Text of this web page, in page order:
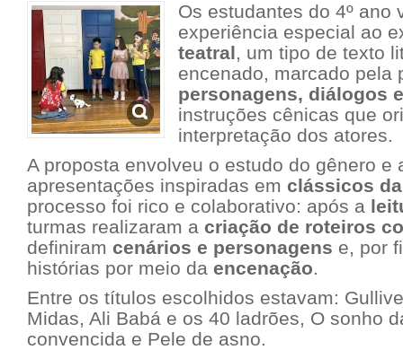
Os estudantes do 4º ano
experiência especial ao
teatral, um tipo de texto
encenado, marcado pela
personagens, diálogos
instruções cênicas que
interpretação dos atores.
A proposta envolveu o estudo do gênero e
apresentações inspiradas em clássicos
processo foi rico e colaborativo: após a
turmas realizaram a criação de roteiros
definiram cenários e personagens e, por
histórias por meio da encenação.
Entre os títulos escolhidos estavam:
Midas, Ali Babá e os 40 ladrões, O sonho
convencida e Pele de asno.